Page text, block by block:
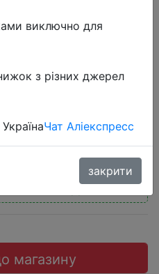
руб.
магазину
виключно для
з різних джерел
Чат Аліекспресс
закрити